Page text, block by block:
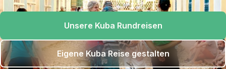
Unsere Kuba Rundreisen
Eigene Kuba Reise gestalten